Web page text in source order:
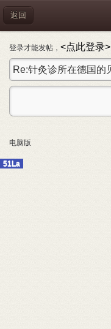
返回
登录才能发帖， <点此登录>
电脑版
51La